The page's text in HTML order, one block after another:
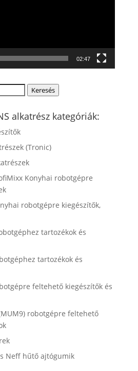
02:47
Keresés
alkatrész kategóriák:
(Tronic)
Konyhai robotgépre
robotgépre kiegészítők,
tartozékok és
tartozékok és
feltehető kiegészítők és
robotgépre feltehető
Neff hűtő ajtógumik